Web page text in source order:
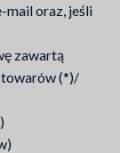
mail oraz, jeśli
zawartą
towarów (*)/